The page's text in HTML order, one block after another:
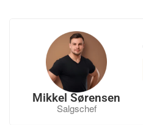
Mikkel Sørensen
Salgschef